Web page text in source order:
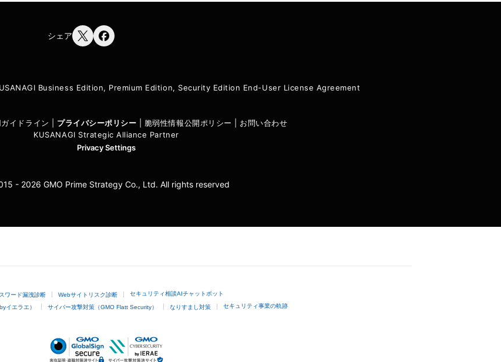
シェア
Business Edition, Premium Edition, Security Edition End-User License Agreement
イドライン プライバシーポリシー 脆弱性情報公開ポリシー
お問い合わせ
KUSANAGI Strategic Alliance Partner
Privacy Settings
- 2026 GMO Prime Strategy Co., Ltd. All rights reserved
ワード漏洩診断 Webサイトリスク診断 セキュリティ相談AIチャットボット
イエラエ） サイバー攻撃対策（GMO Flatt Security） なりすまし対策 セキュリティ事業の軌跡